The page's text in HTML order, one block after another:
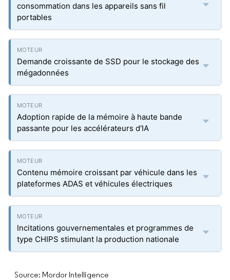
consommation dans les appareils sans fil
portables
Demande croissante de SSD pour le stockage des
mégadonnées
Adoption rapide de la mémoire à haute bande
passante pour les accélérateurs d'IA
Contenu mémoire croissant par véhicule dans les
plateformes ADAS et véhicules électriques
Incitations gouvernementales et programmes de
type CHIPS stimulant la production nationale
Source: Mordor Intelligence